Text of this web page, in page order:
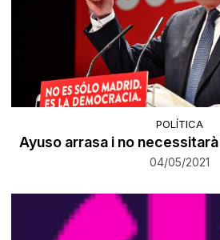
POLÍTICA
Ayuso arrasa i no
04/05/2021